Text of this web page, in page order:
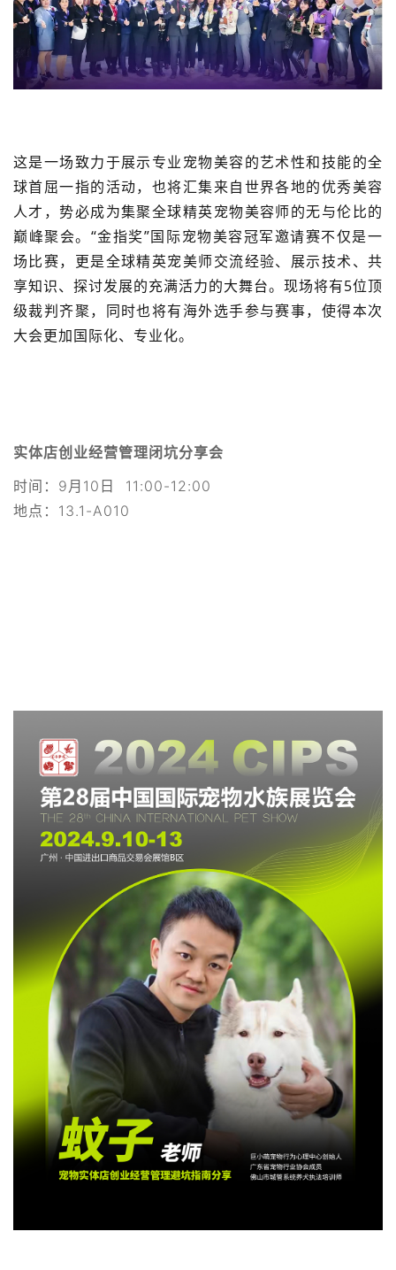
这是一场致力于展示专业宠物美容的艺术性和技能的全
球首屈一指的活动，也将汇集来自世界各地的优秀美容
人才，势必成为集聚全球精英宠物美容师的无与伦比的
巅峰聚会。“金指奖”国际宠物美容冠军邀请赛不仅是一
场比赛，更是全球精英宠美师交流经验、展示技术、共
享知识、探讨发展的充满活力的大舞台。现场将有5位顶
级裁判齐聚，同时也将有海外选手参与赛事，使得本次
大会更加国际化、专业化。
实体店创业经营管理闭坑分享会
时间：9月10日 11:00-12:00
地点：13.1-A010